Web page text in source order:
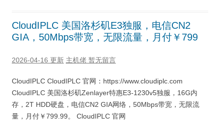
CloudIPLC 美国洛杉矶E3独服，电信CN2
GIA，50Mbps带宽，无限流量，月付￥799
2026-04-16 更新 主机佬 暂无留言
CloudIPLC CloudIPLC 官网：https://www.cloudiplc.com
CloudIPLC 美国洛杉矶Zenlayer特惠E3-1230v5独服，16G内
存，2T HDD硬盘，电信CN2 GIA网络，50Mbps带宽，无限流
量，月付￥799.99。 CloudIPLC 官网